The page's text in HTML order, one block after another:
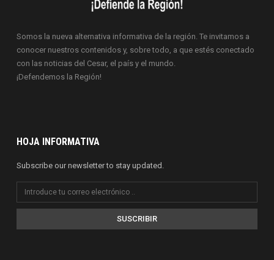
Somos la nueva alternativa informativa de la región. Te invitamos a
conocer nuestros contenidos y, sobre todo, a que estés conectado
con las noticias del Cesar, el país y el mundo.
¡Defendemos la Región!
HOJA INFORMATIVA
Subscribe our newsletter to stay updated.
SUSCRIBIR